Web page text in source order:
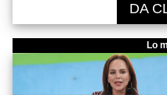
DA
Lo